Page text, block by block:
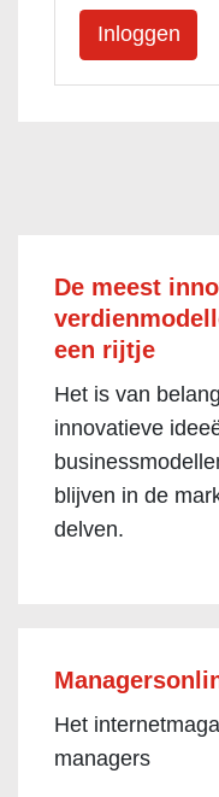
De meest
een rijtje
Het is van
innovatieve
blijven in de
delven.
Het
managers